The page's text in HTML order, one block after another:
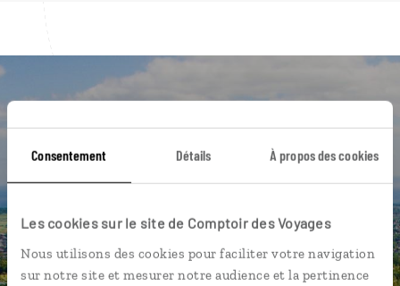
Consentement Détails À propos des cookies
Les cookies sur le site de Comptoir des Voyages
Nous utilisons des cookies pour faciliter votre navigation
sur notre site et mesurer notre audience et la pertinence
Luciole,
l'appli qui vous guide à l' Île
L’itinéraire vers votre hôtel en 1
Notre sélection d'échoppes de rue